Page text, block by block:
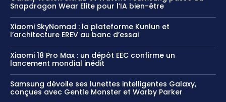
Snapdragon Wear Elite pour l’IA bien-être
Xiaomi SkyNomad : la plateforme Kunlun et
l’architecture EREV au banc d’essai
Xiaomi 18 Pro Max : un dépôt EEC confirme un
lancement mondial inédit
Samsung dévoile ses lunettes intelligentes Galaxy,
conçues avec Gentle Monster et Warby Parker